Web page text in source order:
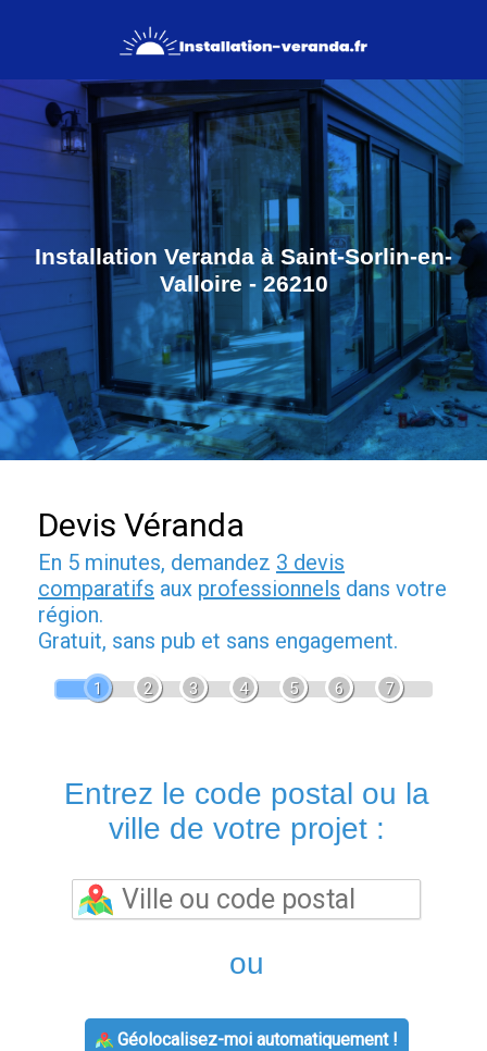
Installation Veranda à Saint-Sorlin-en-
Valloire - 26210
Devis Véranda
En 5 minutes, demandez 3 devis
comparatifs aux professionnels dans votre
région.
Gratuit, sans pub et sans engagement.
1 2 3 4 5 6 7
Entrez le code postal ou la
ville de votre projet :
ou
Géolocalisez-moi automatiquement !